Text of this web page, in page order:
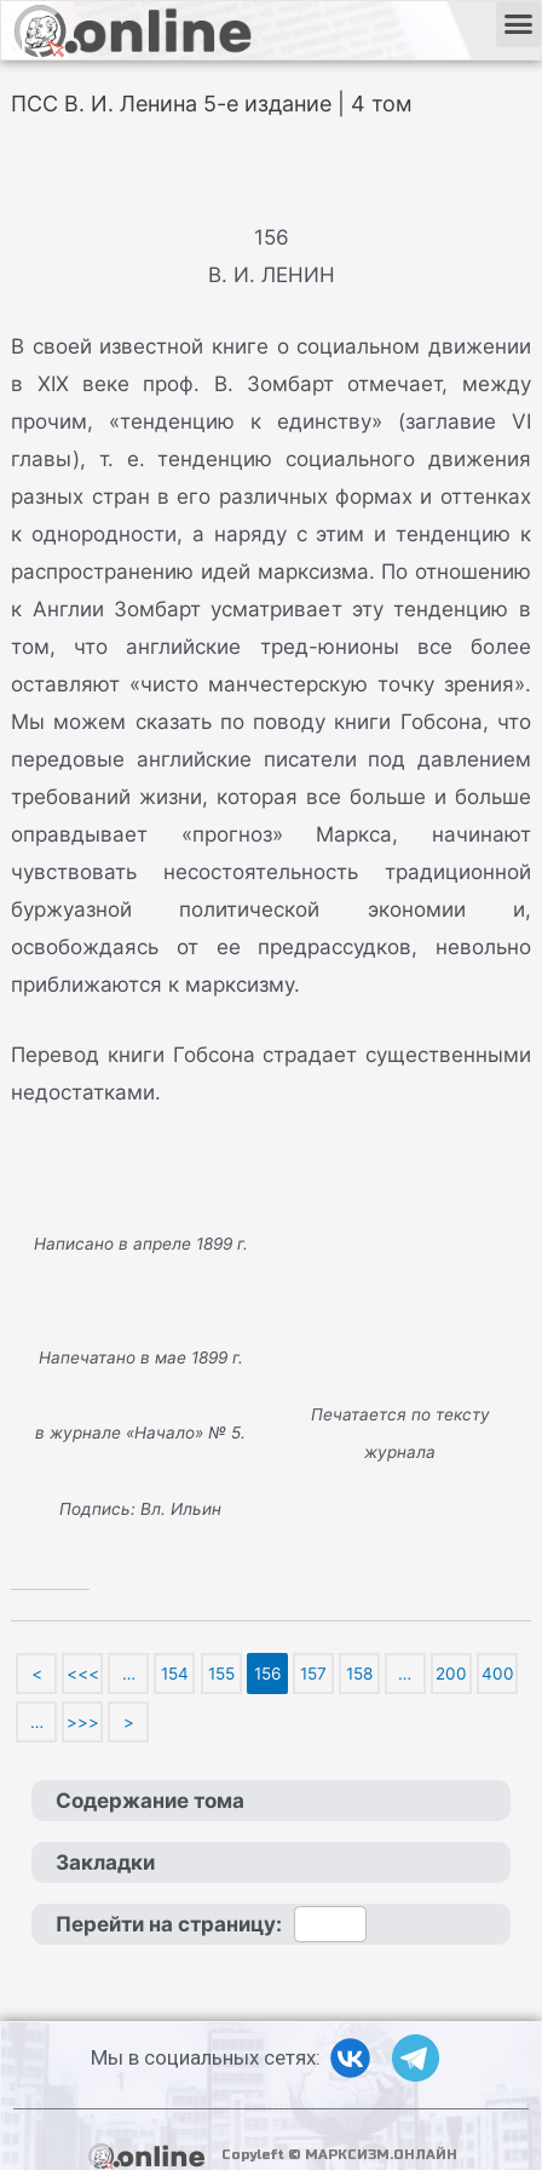
ПСС В. И. Ленина 5-е издание | 4 том
156
В. И. ЛЕНИН
В своей известной книге о социальном движении
в XIX веке проф. В. Зомбарт отмечает, между
прочим, «тенденцию к единству» (заглавие VI
главы), т. е. тенденцию социального движения
разных стран в его различных формах и оттенках
к однородности, а наряду с этим и тенденцию к
распространению идей марксизма. По отношению
к Англии Зомбарт усматривает эту тенденцию в
том, что английские тред-юнионы все более
оставляют «чисто манчестерскую точку зрения».
Мы можем сказать по поводу книги Гобсона, что
передовые английские писатели под давлением
требований жизни, которая все больше и больше
оправдывает «прогноз» Маркса, начинают
чувствовать несостоятельность традиционной
буржуазной политической экономии и,
освобождаясь от ее предрассудков, невольно
приближаются к марксизму.
Перевод книги Гобсона страдает существенными
недостатками.
Написано в апреле 1899 г.
Напечатано в мае 1899 г.
в журнале «Начало» № 5.
Печатается по тексту
журнала
Подпись: Вл. Ильин
< <<< … 154 155 156 157 158 … 200 400
… >>> >
Содержание тома
Закладки
Перейти на страницу:
Мы в социальных сетях:
Copyleft © МАРКСИЗМ.ОНЛАЙН